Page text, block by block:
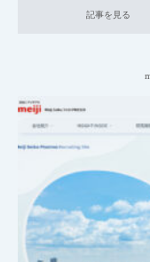
記事を見る
001_新卒採用サイ
記事を見る サイ